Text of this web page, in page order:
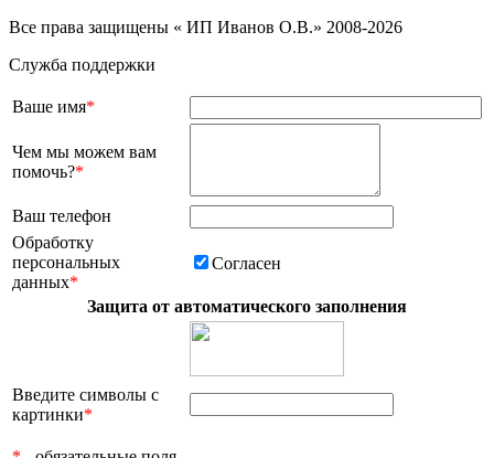
Все права защищены « ИП Иванов О.В.» 2008-2026
Служба поддержки
Ваше имя*
Чем мы можем вам
помочь?*
Ваш телефон
Обработку
персональных
данных*
Согласен
Защита от автоматического заполнения
Введите символы с
картинки*